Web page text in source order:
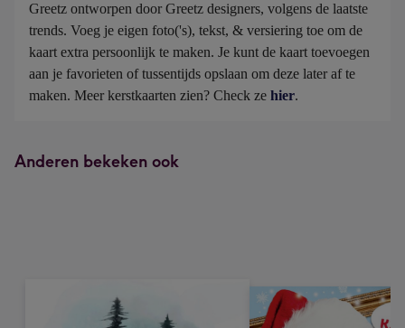
Greetz ontworpen door Greetz designers, volgens de laatste
trends. Voeg je eigen foto('s), tekst, & versiering toe om de
kaart extra persoonlijk te maken. Je kunt de kaart toevoegen
aan je favorieten of tussentijds opslaan om deze later af te
maken. Meer kerstkaarten zien? Check ze hier.
Anderen bekeken ook